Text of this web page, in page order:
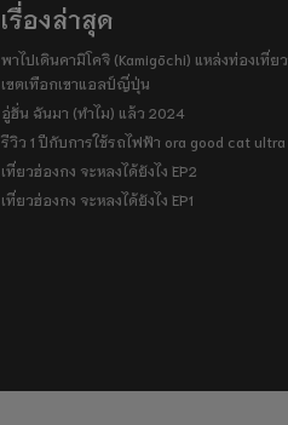
เรื่องล่าสุด
พาไปเดินคามิโคจิ (Kamigōchi) แหล่งท่องเที่
เขตเทือกเขาแอลป์ญี่ปุ่น
อู่ฮั่น ฉันมา (ทำไม) แล้ว 2024
รีวิว 1 ปีกับการใช้รถไฟฟ้า ora good cat
เที่ยวฮ่องกง จะหลงได้ยังไง EP2
เที่ยวฮ่องกง จะหลงได้ยังไง EP1